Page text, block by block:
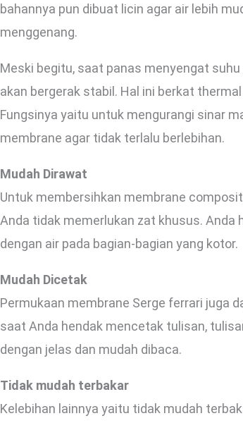
bahannya pun dibuat licin agar air lebih
menggenang.
Meski begitu, saat panas menyengat
akan bergerak stabil. Hal ini berkat
Fungsinya yaitu untuk mengurangi sinar
membrane agar tidak terlalu berlebihan.
Mudah Dirawat
Untuk membersihkan membrane
Anda tidak memerlukan zat khusus. Anda
dengan air pada bagian-bagian yang kotor.
Mudah Dicetak
Permukaan membrane Serge ferrari juga
saat Anda hendak mencetak tulisan,
dengan jelas dan mudah dibaca.
Tidak mudah terbakar
Kelebihan lainnya yaitu tidak mudah